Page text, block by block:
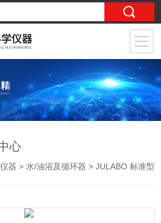
心
器 > 水/油浴及循环器 > JULABO 标准型（Top-Tech）加热浴槽/循环器MB-13